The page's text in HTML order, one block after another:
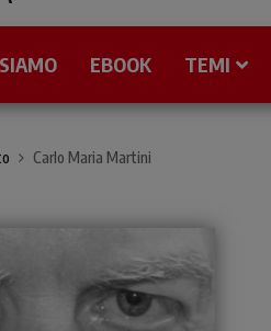
EBOOK TEMI
Carlo Maria Martini